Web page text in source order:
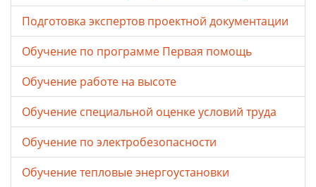
Подготовка экспертов проектной документации
Обучение по программе Первая помощь
Обучение работе на высоте
Обучение специальной оценке условий труда
Обучение по электробезопасности
Обучение тепловые энергоустановки